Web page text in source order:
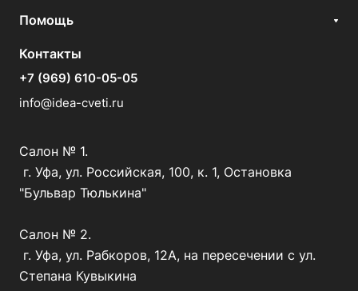
Помощь
Контакты
+7 (969) 610-05-05
info@idea-cveti.ru
Салон № 1.
г. Уфа, ул. Российская, 100, к. 1, Остановка
"Бульвар Тюлькина"
Салон № 2.
г. Уфа, ул. Рабкоров, 12А, на пересечении с ул.
Степана Кувыкина